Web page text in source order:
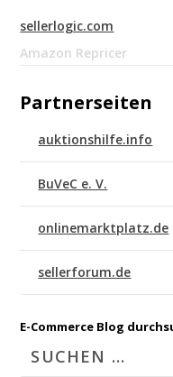
sellerlogic.com
Amazon Repricer
Partnerseiten
auktionshilfe.info
BuVeC e. V.
onlinemarktplatz.de
sellerforum.de
E-Commerce Blog